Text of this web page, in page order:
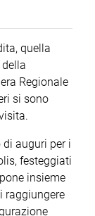
quella
Regionale
si sono
auguri per i
festeggiati
insieme
raggiungere